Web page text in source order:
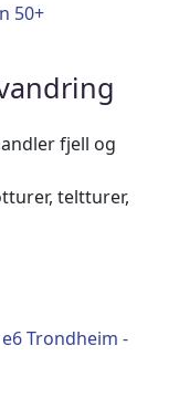
50+
fjell og
teltturer,
Trondheim -